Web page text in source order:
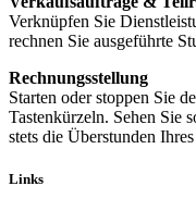
Verknüpfen Sie
rechnen Sie ausgeführte
Rechnungsstellung
Starten oder stoppen Sie
Tastenkürzeln. Sehen Sie
stets die Überstunden Ihres
Links